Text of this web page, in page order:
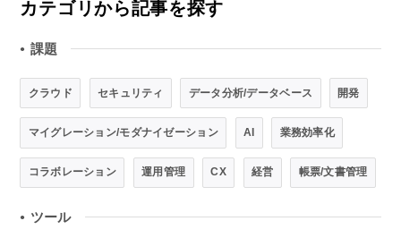
カテゴリから記事を探す
● 課題
クラウド セキュリティ データ分析/データベース 開発
マイグレーション/モダナイゼーション AI 業務効率化
コラボレーション 運用管理 CX 経営 帳票/文書管理
● ツール